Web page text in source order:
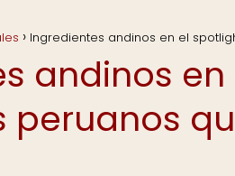
Ingredientes andinos en el
andinos
peruanos